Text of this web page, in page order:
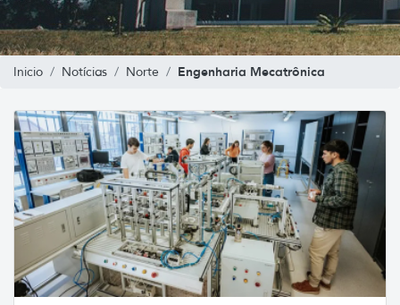
Inicio Notícias Norte Engenharia Mecatrônica